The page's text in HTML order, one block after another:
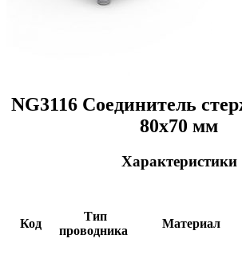
NG3116 Соединитель
80х70 мм
Характеристики
Код
Тип
проводника
Материал